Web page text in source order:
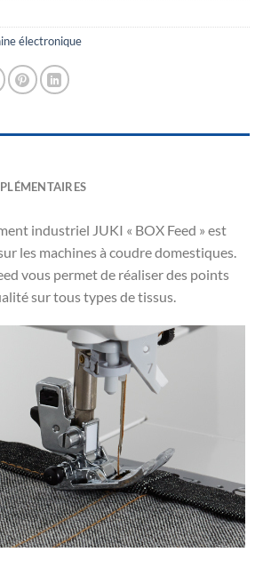
électronique
industriel JUKI « BOX Feed » est
les machines à coudre domestiques.
vous permet de réaliser des points
sur tous types de tissus.